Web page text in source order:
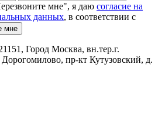
мне", я даю согласие на
данных, в соответствии с
мне
Город Москва, вн.тер.г.
пр-кт Кутузовский, д.